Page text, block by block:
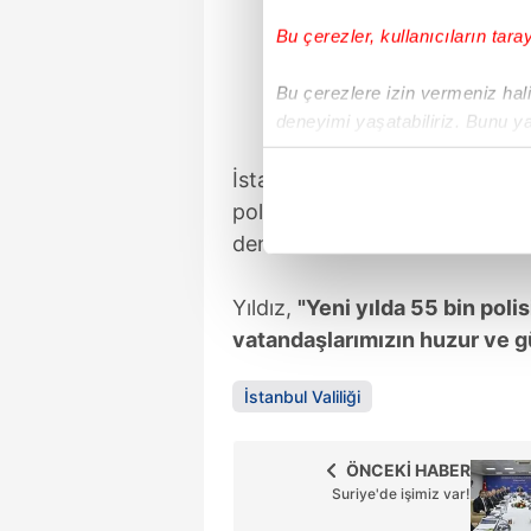
Bu çerezler, kullanıcıların
Bu çerezlere izin vermeniz
deneyimi yaşatabiliriz. Bunu
içerikleri sunabilmek adına
çerezler vasıtasıyla çeşitli
amacıyla kullanılmaktadır.
reklam/pazarlama faaliyetlerinin
butonuna tıklayabilir,Çerez
6698 sayılı Kişisel Verilerin
İstanbul Emniyet Müdürü
polis ekiplerince
denetledi.
Yıldız, "Yeni yılda 55 bin
vatandaşlarımızın huzur ve
İstanbul Valiliği
ÖNCEKİ HABER
Suriye'de işimiz var!